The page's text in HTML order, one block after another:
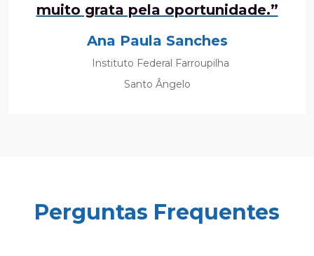
muito grata pela oportunidade.”
Ana Paula Sanches
Instituto Federal Farroupilha
Santo Ângelo
Perguntas Frequentes